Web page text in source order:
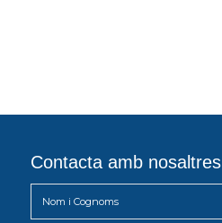
Contacta amb nosaltres